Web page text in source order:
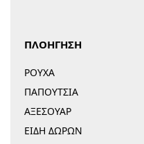
ΠΛΟΗΓΗΣΗ
ΡΟΥΧΑ
ΠΑΠΟΥΤΣΙΑ
ΑΞΕΣΟΥΑΡ
ΕΙΔΗ ΔΩΡΩΝ